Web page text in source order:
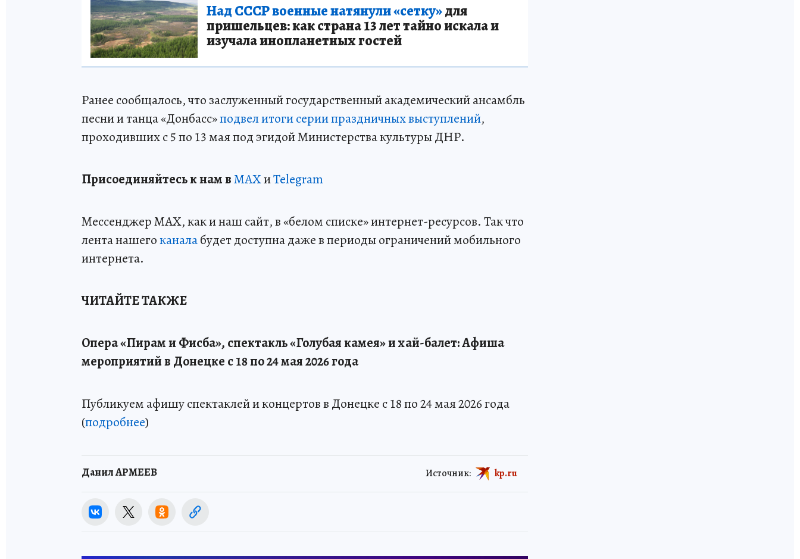
Над СССР военные натянули «сетку»для
пришельцев: как страна 13 лет тайно искала и
изучала инопланетных гостей
Ранее сообщалось, что заслуженный государственный академический ансамбль
песни и танца «Донбасс»подвел итоги серии праздничных выступлений,
проходивших с 5 по 13 мая под эгидой Министерства культуры ДНР.
Присоединяйтесь к нам вMAXиTelegram
Мессенджер MAX, как и наш сайт, в «белом списке» интернет-ресурсов. Так что
лента нашегоканалабудет доступна даже в периоды ограничений мобильного
интернета.
ЧИТАЙТЕ ТАКЖЕ
Опера «Пирам и Фисба», спектакль «Голубая камея» и хай-балет: Афиша
мероприятий в Донецке с 18 по 24 мая 2026 года
Публикуем афишу спектаклей и концертов в Донецке с 18 по 24 мая 2026 года
(подробнее)
Данил АРМЕЕВ Источник: kp.ru